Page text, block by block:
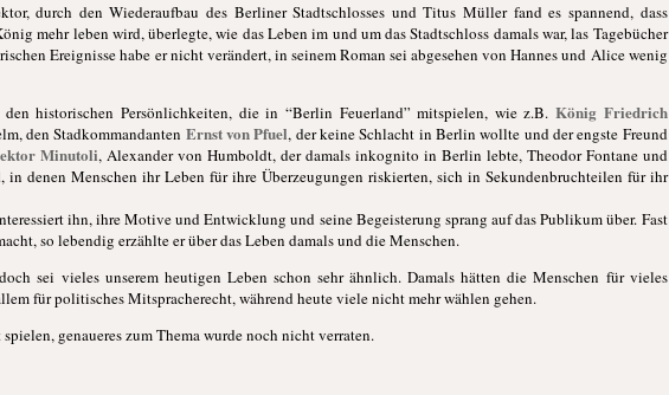
durch den Wiederaufbau des Berliner Stadtschlosses und Titus Müller fand es spannend, dass
mehr leben wird, überlegte, wie das Leben im und um das Stadtschloss damals war, las Tagebücher
Ereignisse habe er nicht verändert, in seinem Roman sei abgesehen von Hannes und Alice wenig
historischen Persönlichkeiten, die in “Berlin Feuerland” mitspielen, wie z.B. König Friedrich
den Stadkommandanten Ernst von Pfuel, der keine Schlacht in Berlin wollte und der engste Freund
Minutoli, Alexander von Humboldt, der damals inkognito in Berlin lebte, Theodor Fontane und
in denen Menschen ihr Leben für ihre Überzeugungen riskierten, sich in Sekundenbruchteilen für ihr
ihn, ihre Motive und Entwicklung und seine Begeisterung sprang auf das Publikum über. Fast
so lebendig erzählte er über das Leben damals und die Menschen.
sei vieles unserem heutigen Leben schon sehr ähnlich. Damals hätten die Menschen für vieles
für politisches Mitspracherecht, während heute viele nicht mehr wählen gehen.
genaueres zum Thema wurde noch nicht verraten.